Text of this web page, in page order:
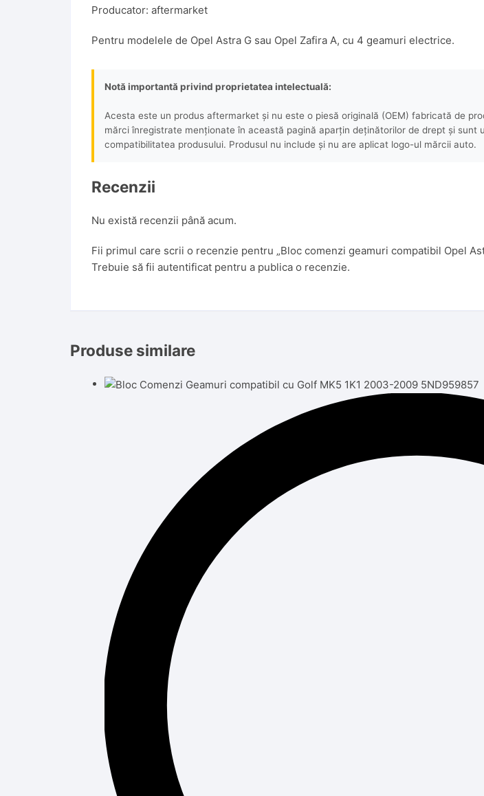
Producator: aftermarket
Pentru modelele de Opel Astra G sau Opel Zafira A, cu 4 geamuri electrice.
Notă importantă privind proprietatea intelectuală:
Acesta este un produs aftermarket și nu este o piesă originală (OEM) fabricată de
mărci înregistrate menționate în această pagină aparțin deținătorilor de drept și
compatibilitatea produsului. Produsul nu include și nu are aplicat logo-ul mărcii auto.
Recenzii
Nu există recenzii până acum.
Fii primul care scrii o recenzie pentru „Bloc comenzi geamuri compatibil Opel
Trebuie să fii autentificat pentru a publica o recenzie.
Produse similare